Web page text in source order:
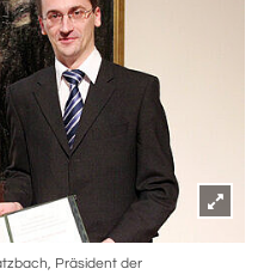
Präsident der